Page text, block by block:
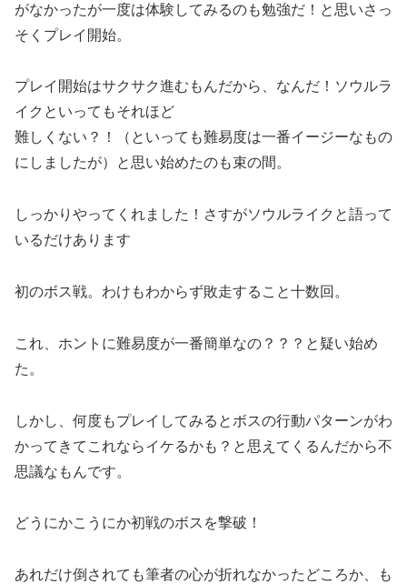
がなかったが一度は体験してみるのも勉強だ！と思いさっ
そくプレイ開始。
プレイ開始はサクサク進むもんだから、なんだ！ソウルラ
イクといってもそれほど
難しくない？！（といっても難易度は一番イージーなもの
にしましたが）と思い始めたのも束の間。
しっかりやってくれました！さすがソウルライクと語って
いるだけあります
初のボス戦。わけもわからず敗走すること十数回。
これ、ホントに難易度が一番簡単なの？？？と疑い始め
た。
しかし、何度もプレイしてみるとボスの行動パターンがわ
かってきてこれならイケるかも？と思えてくるんだから不
思議なもんです。
どうにかこうにか初戦のボスを撃破！
あれだけ倒されても筆者の心が折れなかったどころか、も